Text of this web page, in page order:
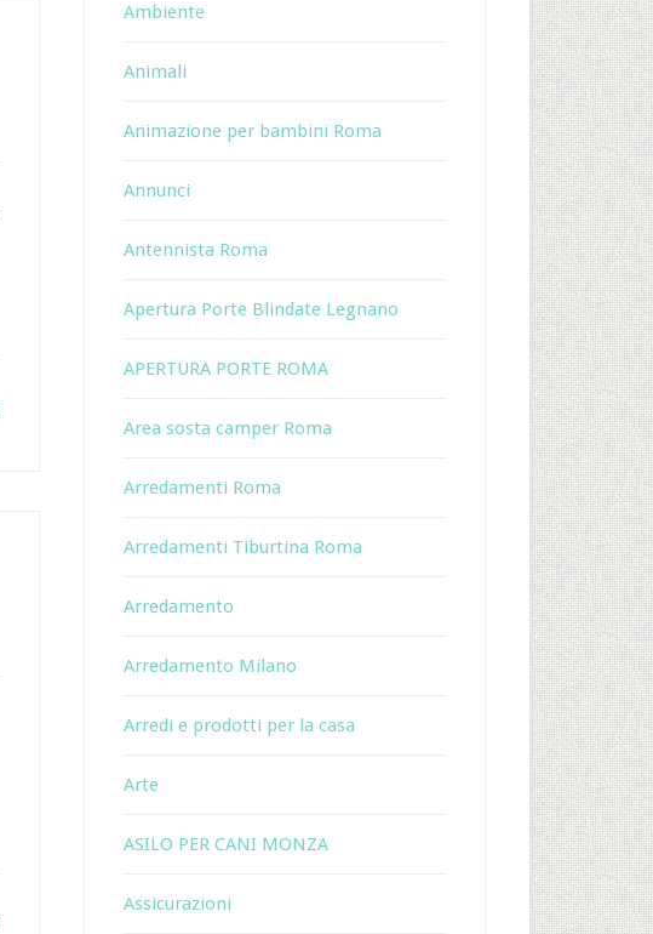
Ambiente
Animali
Animazione per bambini Roma
Annunci
Antennista Roma
Apertura Porte Blindate Legnano
APERTURA PORTE ROMA
Area sosta camper Roma
Arredamenti Roma
Arredamenti Tiburtina Roma
Arredamento
Arredamento Milano
Arredi e prodotti per la casa
Arte
ASILO PER CANI MONZA
Assicurazioni